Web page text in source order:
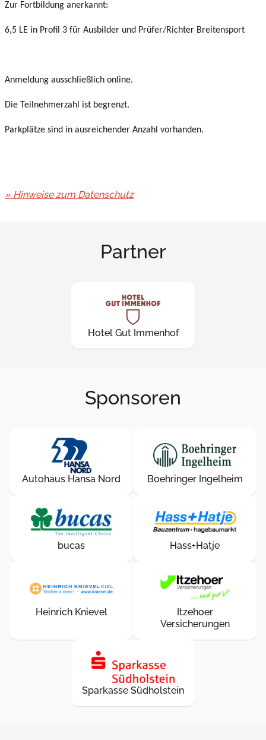
Zur Fortbildung anerkannt:
6,5 LE in Profil 3 für Ausbilder und Prüfer/Richter Breitensport
Anmeldung ausschließlich online.
Die Teilnehmerzahl ist begrenzt.
Parkplätze sind in ausreichender Anzahl vorhanden.
» Hinweise zum Datenschutz
Partner
Hotel Gut Immenhof
Sponsoren
Autohaus Hansa Nord Boehringer Ingelheim
bucas Hass+Hatje
Heinrich Knievel
Itzehoer
Versicherungen
Sparkasse Südholstein